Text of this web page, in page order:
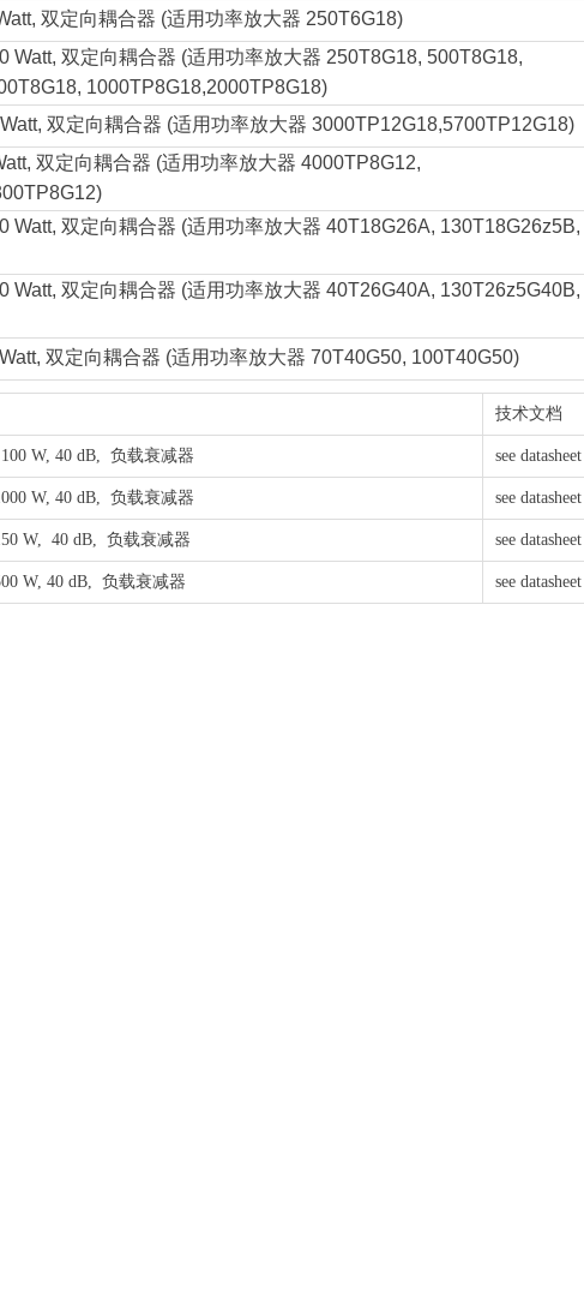
双定向耦合器 (适用功率放大器 250T6G18)
Watt, 双定向耦合器 (适用功率放大器 250T8G18, 500T8G18,
1000TP8G18,2000TP8G18)
双定向耦合器 (适用功率放大器 3000TP12G18,5700TP12G18)
双定向耦合器 (适用功率放大器 4000TP8G12,
Watt, 双定向耦合器 (适用功率放大器 40T18G26A, 130T18G26z5B,
Watt, 双定向耦合器 (适用功率放大器 40T26G40A, 130T26z5G40B,
双定向耦合器 (适用功率放大器 70T40G50, 100T40G50)
技术文档
W, 40 dB, 负载衰减器 see datasheet
W, 40 dB, 负载衰减器 see datasheet
W, 40 dB, 负载衰减器 see datasheet
W, 40 dB, 负载衰减器 see datasheet